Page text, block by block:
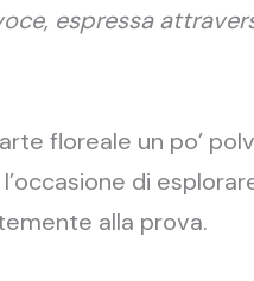
espressa
floreale un po’
di
alla prova.